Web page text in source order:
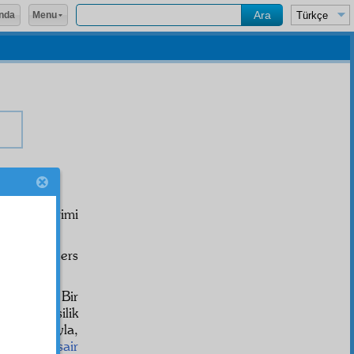
bir fikrimi
te ders
hatâdır. Bir
silik
sair
Menu